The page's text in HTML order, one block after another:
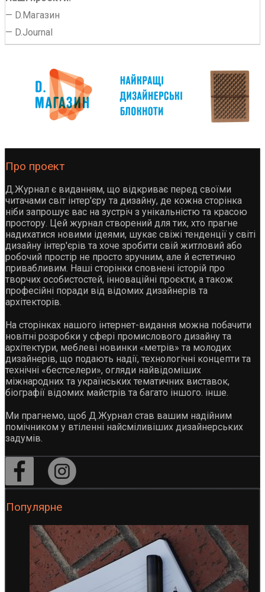
— D.Магазин
— D.Journal
Про проект
Д.Журнал є виданням, що відкриває перед своїми
читачами світ інтер'єру та дизайну, де кожна сторінка
ніби запрошує вас на зустріч з унікальністю та красою
простору. Цей журнал створений для тих, хто прагне
надихатися новими ідеями, шукає свіжі тенденції у світі
дизайну інтер'єрів та хоче зробити свій житловий або
робочий простір не просто зручним, але й естетично
привабливим. Наші сторінки сповнені історій про
творчих особистостей, інноваційні проєкти, а також
професійні поради від відомих дизайнерів та
архітекторів.
На сторінках нашого інтернет-видання можна побачити
новітні розробки у сфері промислового дизайну та
архітектури, меблеві новинки «метрів» та молодих
дизайнерів, що подають надії, технологічні концепти та
технічні «бестселери», огляди найвідоміших
міжнародних та українських тематичних виставок,
біографії відомих майстрів та багато іншого. інше.
Ми прагнемо, щоб Д.Журнал став вашим надійним
помічником у втіленні найсміливіших дизайнерських
задумів.
Популярне